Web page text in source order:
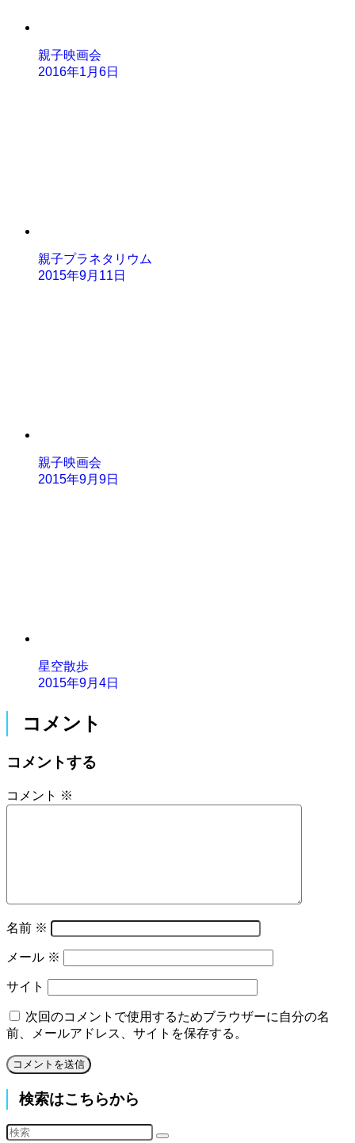
親子映画会
2016年1月6日
親子プラネタリウム
2015年9月11日
親子映画会
2015年9月9日
星空散歩
2015年9月4日
コメント
コメントする
コメント ※
名前 ※
メール ※
サイト
次回のコメントで使用するためブラウザーに自分の名
前、メールアドレス、サイトを保存する。
検索はこちらから